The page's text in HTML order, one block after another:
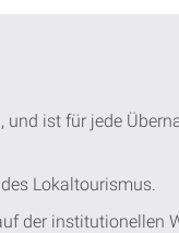
und ist für jede
Lokaltourismus.
der institutionellen